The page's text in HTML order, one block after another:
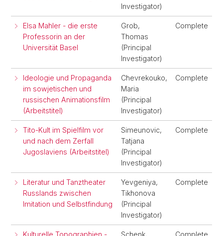
Investigator)
Elsa Mahler - die erste
Professorin an der
Universität Basel
Grob,
Thomas
(Principal
Investigator)
Complete
Ideologie und Propaganda
im sowjetischen und
russischen Animationsfilm
(Arbeitstitel)
Chevrekouko,
Maria
(Principal
Investigator)
Complete
Tito-Kult im Spielfilm vor
und nach dem Zerfall
Jugoslaviens (Arbeitstitel)
Simeunovic,
Tatjana
(Principal
Investigator)
Complete
Literatur und Tanztheater
Russlands zwischen
Imitation und Selbstfindung
Yevgeniya,
Tikhonova
(Principal
Investigator)
Complete
Kulturelle Topographien -
Schenk,
Complete